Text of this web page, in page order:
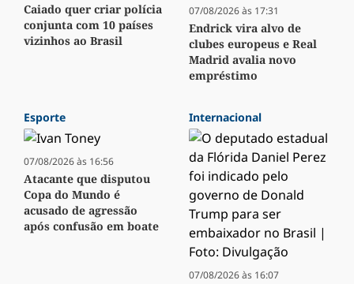
Caiado quer criar polícia
conjunta com 10 países
vizinhos ao Brasil
07/08/2026 às 17:31
Endrick vira alvo de
clubes europeus e Real
Madrid avalia novo
empréstimo
Esporte
07/08/2026 às 16:56
Atacante que disputou
Copa do Mundo é
acusado de agressão
após confusão em boate
Internacional
07/08/2026 às 16:07